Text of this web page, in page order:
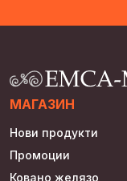
МАГАЗИН
Нови продукти
Промоции
Ковано желязо